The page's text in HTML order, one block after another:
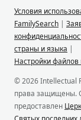
Условия
FamilySearch |
страны и языка |
Настройки файлов
© 2026 Intellectual
права защищены.
предоставлен